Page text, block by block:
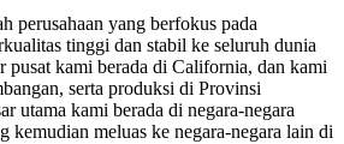
yang berfokus pada
tinggi dan stabil ke seluruh dunia
pusat kami berada di California, dan kami
serta produksi di Provinsi
utama kami berada di negara-negara
kemudian meluas ke negara-negara lain di